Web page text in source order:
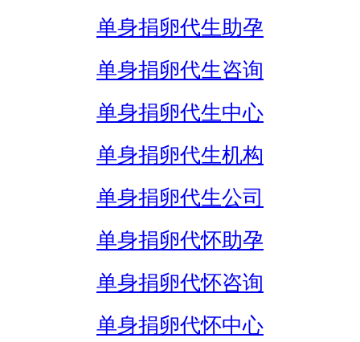
单身捐卵代生助孕
单身捐卵代生咨询
单身捐卵代生中心
单身捐卵代生机构
单身捐卵代生公司
单身捐卵代怀助孕
单身捐卵代怀咨询
单身捐卵代怀中心